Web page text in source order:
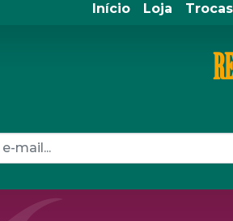
Início Loja